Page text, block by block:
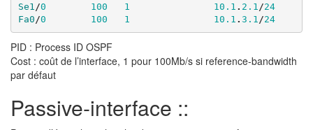
Se1 /0 100 1 10.1 . 2.1 /24
Fa0 /0 100 1 10.1 . 3.1 /24
PID : Process ID OSPF
Cost : coût de l’interface, 1 pour 100Mb/s si reference-bandwidth
par défaut
Passive-interface ::